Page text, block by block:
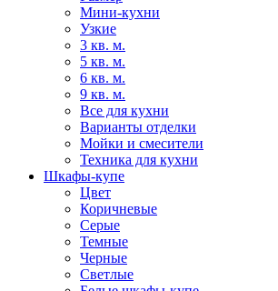
Мини-кухни
Узкие
3 кв. м.
5 кв. м.
6 кв. м.
9 кв. м.
Все для кухни
Варианты отделки
Мойки и смесители
Техника для кухни
Шкафы-купе
Цвет
Коричневые
Серые
Темные
Черные
Светлые